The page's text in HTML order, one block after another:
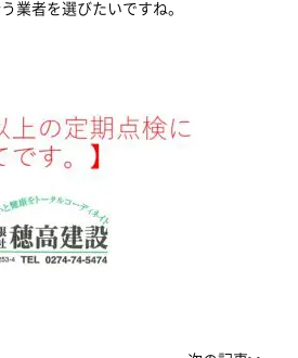
業者を選びたいですね。